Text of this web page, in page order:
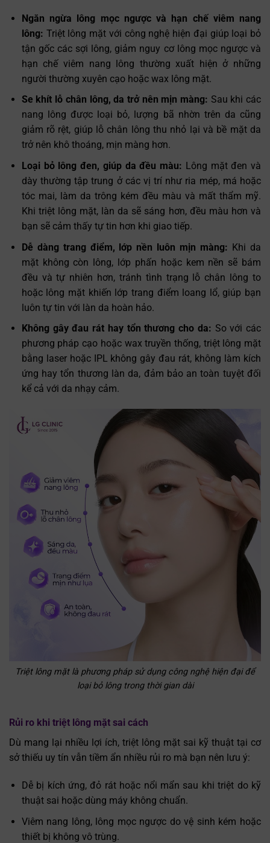
Ngăn ngừa lông mọc ngược và hạn chế viêm nang
lông: Triệt lông mặt với công nghệ hiện đại giúp loại bỏ
tận gốc các sợi lông, giảm nguy cơ lông mọc ngược và
hạn chế viêm nang lông thường xuất hiện ở những
người thường xuyên cạo hoặc wax lông mặt.
Se khít lỗ chân lông, da trở nên mịn màng: Sau khi các
nang lông được loại bỏ, lượng bã nhờn trên da cũng
giảm rõ rệt, giúp lỗ chân lông thu nhỏ lại và bề mặt da
trở nên khô thoáng, mịn màng hơn.
Loại bỏ lông đen, giúp da đều màu: Lông mặt đen và
dày thường tập trung ở các vị trí như ria mép, má hoặc
tóc mai, làm da trông kém đều màu và mất thẩm mỹ.
Khi triệt lông mặt, làn da sẽ sáng hơn, đều màu hơn và
bạn sẽ cảm thấy tự tin hơn khi giao tiếp.
Dễ dàng trang điểm, lớp nền luôn mịn màng: Khi da
mặt không còn lông, lớp phấn hoặc kem nền sẽ bám
đều và tự nhiên hơn, tránh tình trạng lỗ chân lông to
hoặc lông mặt khiến lớp trang điểm loang lổ, giúp bạn
luôn tự tin với làn da hoàn hảo.
Không gây đau rát hay tổn thương cho da: So với các
phương pháp cạo hoặc wax truyền thống, triệt lông mặt
bằng laser hoặc IPL không gây đau rát, không làm kích
ứng hay tổn thương làn da, đảm bảo an toàn tuyệt đối
kể cả với da nhạy cảm.
Triệt lông mặt là phương pháp sử dụng công nghệ hiện đại để
loại bỏ lông trong thời gian dài
Rủi ro khi triệt lông mặt sai cách
Dù mang lại nhiều lợi ích, triệt lông mặt sai kỹ thuật tại cơ
sở thiếu uy tín vẫn tiềm ẩn nhiều rủi ro mà bạn nên lưu ý:
Dễ bị kích ứng, đỏ rát hoặc nổi mẩn sau khi triệt do kỹ
thuật sai hoặc dùng máy không chuẩn.
Viêm nang lông, lông mọc ngược do vệ sinh kém hoặc
thiết bị không vô trùng.